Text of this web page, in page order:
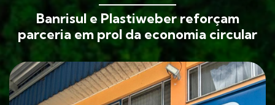
Banrisul e Plastiweber reforçam
parceria em prol da economia circular